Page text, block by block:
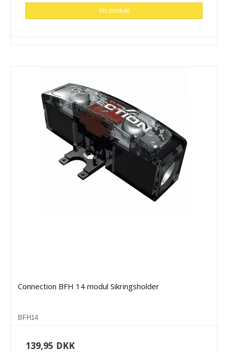
Vis produkt
Connection BFH 14 modul Sikringsholder
BFH14
139,95 DKK